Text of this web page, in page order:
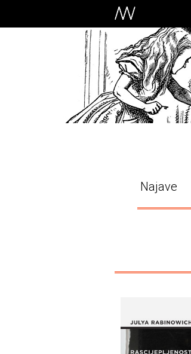
Najave